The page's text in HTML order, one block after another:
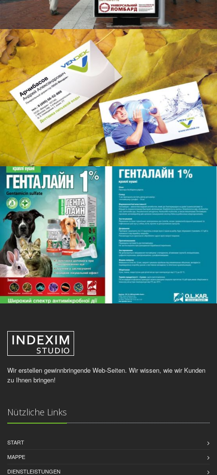
FALTBLATT "LIEFERUNG VON TRINKWASSER ZU HAUSE"
BROSCHÜREN, PLAKATE
PROSPEKTE FÜR DAS UNTERNEHMEN O.L.KAR.
BROSCHÜREN, PLAKATE
Wir erstellen gewinnbringende Web-Seiten. Wir wissen, wie wir Kunden
zu Ihnen bringen!
Nützliche Links
START
MAPPE
DIENSTLEISTUNGEN